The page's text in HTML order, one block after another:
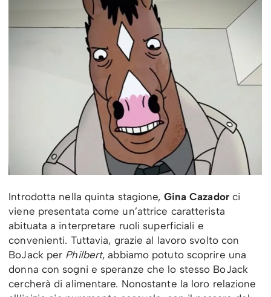
Introdotta nella quinta stagione, Gina Cazadorci
viene presentata come un’attrice caratterista
abituata a interpretare ruoli superficiali e
convenienti. Tuttavia, grazie al lavoro svolto con
BoJack per Philbert, abbiamo potuto scoprire una
donna con sogni e speranze che lo stesso BoJack
cercherà di alimentare. Nonostante la loro relazione